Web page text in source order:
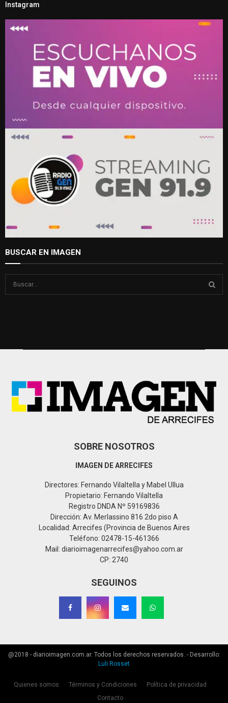
Instagram
BUSCAR EN IMAGEN
SOBRE NOSOTROS
IMAGEN DE ARRECIFES
Directores: Fernando Vilaltella y Mabel Ullua
Propietario: Fernando Vilaltella
Registro DNDA Nº 59169836
Dirección: Av. Merlassino 816 2do piso A
Localidad: Arrecifes (Provincia de Buenos Aires
Teléfono: 02478-15-461366
Mail: diarioimagenarrecifes@yahoo.com.ar
CP: 2740
SEGUINOS
@2018 - diarioimagen.com.ar. Todos los derechos reservados. - Desarrollo:
Luli Rosset
Quienes somos Términos y Condiciones
Política de privacidad
Contacto